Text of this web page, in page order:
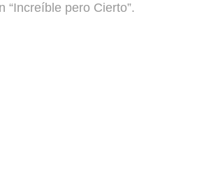
“Increíble pero Cierto”.